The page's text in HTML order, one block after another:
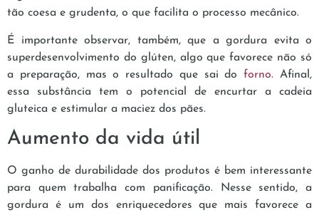
tão coesa e grudenta, o que facilita o processo mecânico.
É importante observar, também, que a gordura evita o
superdesenvolvimento do glúten, algo que favorece não só
a preparação, mas o resultado que sai doforno. Afinal,
essa substância tem o potencial de encurtar a cadeia
gluteica e estimular a maciez dos pães.
Aumento da vida útil
O ganho de durabilidade dos produtos é bem interessante
para quem trabalha com panificação. Nesse sentido, a
gordura é um dos enriquecedores que mais favorece a